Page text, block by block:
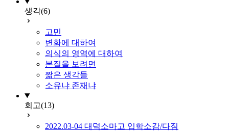
생각(6)
고민
변화에 대하여
의식의 영역에 대하여
본질을 보려면
짧은 생각들
소유냐 존재냐
회고(13)
2022.03-04 대덕소마고 입학소감/다짐